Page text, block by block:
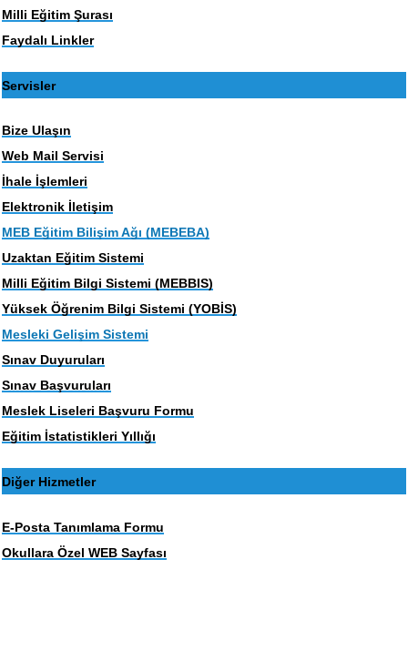
Milli Eğitim Şurası
Faydalı Linkler
Servisler
Bize Ulaşın
Web Mail Servisi
İhale İşlemleri
Elektronik İletişim
MEB Eğitim Bilişim Ağı (MEBEBA)
Uzaktan Eğitim Sistemi
Milli Eğitim Bilgi Sistemi (MEBBIS)
Yüksek Öğrenim Bilgi Sistemi (YOBİS)
Mesleki Gelişim Sistemi
Sınav Duyuruları
Sınav Başvuruları
Meslek Liseleri Başvuru Formu
Eğitim İstatistikleri Yıllığı
Diğer Hizmetler
E-Posta Tanımlama Formu
Okullara Özel WEB Sayfası